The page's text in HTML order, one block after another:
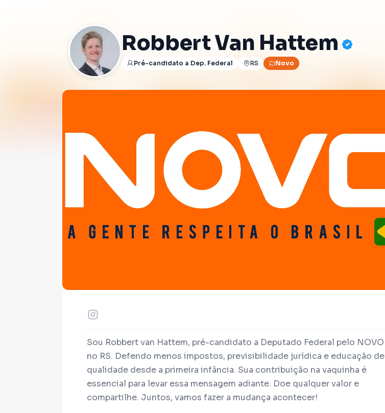
Robbert Van Hattem
Pré-candidato a Dep. Federal RS Novo
Sou Robbert van Hattem, pré-candidato a Deputado Federal pelo NOVO
no RS. Defendo menos impostos, previsibilidade jurídica e educação de
qualidade desde a primeira infância. Sua contribuição na vaquinha é
essencial para levar essa mensagem adiante. Doe qualquer valor e
compartilhe. Juntos, vamos fazer a mudança acontecer!